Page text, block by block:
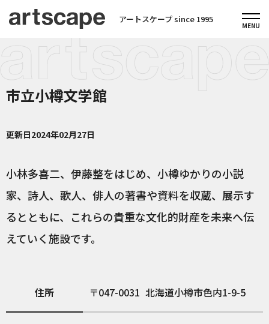
アートスケープ since 1995
市立小樽文学館
更新日2024年02月27日
小林多喜二、伊藤整をはじめ、小樽ゆかりの小説
家、詩人、歌人、俳人の著書や資料を収蔵、展示す
るとともに、これらの貴重な文化的財産を未来へ伝
えていく施設です。
住所 047-0031 北海道小樽市色内1-9-5